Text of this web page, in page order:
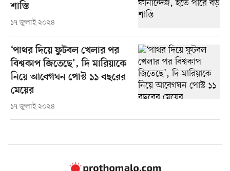
শাস্তি
১৭ জুলাই ২০২৪
‘পাথর দিয়ে ফুটবল খেলার পর
বিশ্বকাপ জিতেছে’, দি মারিয়াকে
নিয়ে আবেগঘন পোস্ট ১১ বছরের
মেয়ের
১৭ জুলাই ২০২৪